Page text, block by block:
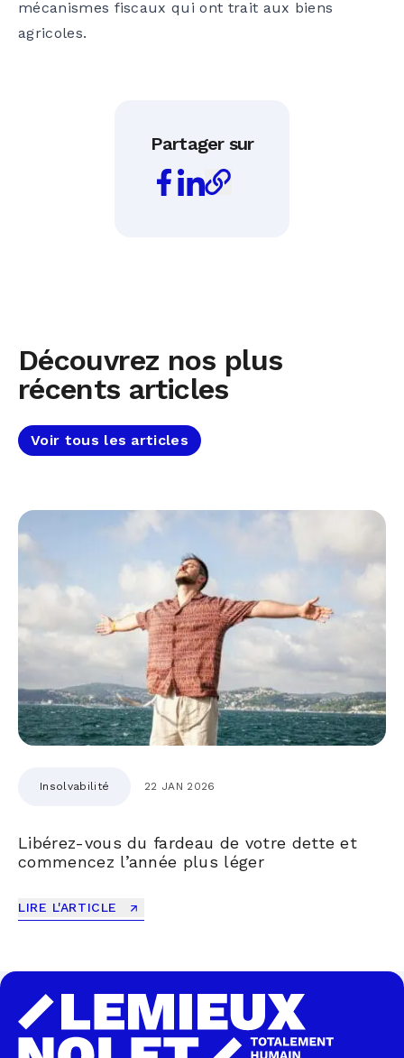
mécanismes fiscaux qui ont trait aux biens
agricoles.
Partager sur
Découvrez nos plus
récents articles
Voir tous les articles
Insolvabilité 22 JAN 2026
Libérez-vous du fardeau de votre dette et
commencez l’année plus léger
LIRE L'ARTICLE